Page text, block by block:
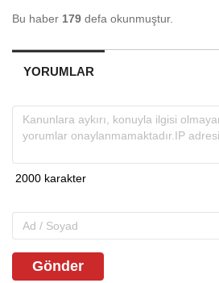
Bu haber 179 defa okunmuştur.
YORUMLAR
Gönder